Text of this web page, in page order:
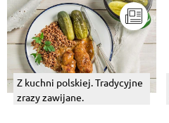
Z kuchni polskiej. Tradycyjne
zrazy zawijane.